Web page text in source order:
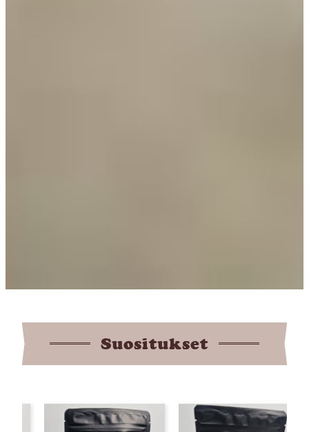
Suositukset